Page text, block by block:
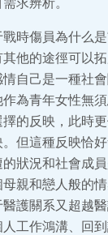
時傷員為什么是
他的途徑可以
自己是一種社
為青年女性無
的反映，此時
但這種反映恰
狀況和社會成
親和戀人般的
護關系又超越醫
工作鴻溝、回